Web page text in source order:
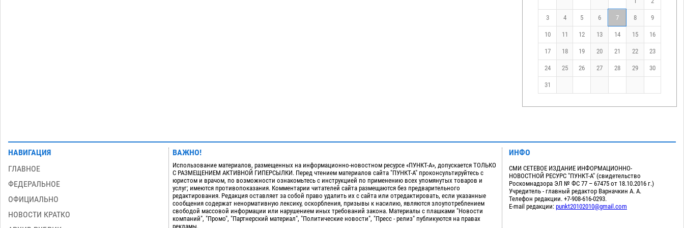
3 4 5 6 7 8 9
10 11 12 13 14 15 16
17 18 19 20 21 22 23
24 25 26 27 28 29 30
31
НАВИГАЦИЯ
ГЛАВНОЕ
ФЕДЕРАЛЬНОЕ
ОФИЦИАЛЬНО
НОВОСТИ КРАТКО
ВАЖНО!
Использование материалов, размещенных на информационно-новостном ресурсе «ПУНКТ-А», допускается ТОЛЬКО
С РАЗМЕЩЕНИЕМ АКТИВНОЙ ГИПЕРСЫЛКИ. Перед чтением материалов сайта "ПУНКТ-А" проконсультируйтесь с
юристом и врачом, по возможности ознакомьтесь с инструкцией по применению всех упомянутых товаров и
услуг; имеются противопоказания. Комментарии читателей сайта размещаются без предварительного
редактирования. Редакция оставляет за собой право удалить их с сайта или отредактировать, если указанные
сообщения содержат ненормативную лексику, оскорбления, призывы к насилию, являются злоупотреблением
свободой массовой информации или нарушением иных требований закона. Материалы с плашками "Новости
компаний", "Промо", "Партнерский материал", "Политические новости", "Пресс - релиз" публикуются на правах
рекламы.
ИНФО
СМИ СЕТЕВОЕ ИЗДАНИЕ ИНФОРМАЦИОННО-
НОВОСТНОЙ РЕСУРС "ПУНКТ-А" (свидетельство
Роскомнадзора ЭЛ № ФС 77 – 67475 от 18.10.2016 г.)
Учредитель - главный редактор Варначкин А. А.
Телефон редакции. +7-908-616-0293.
E-mail редакции: punkt20102010@gmail.com